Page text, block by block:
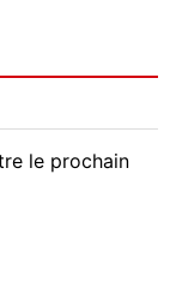
le prochain